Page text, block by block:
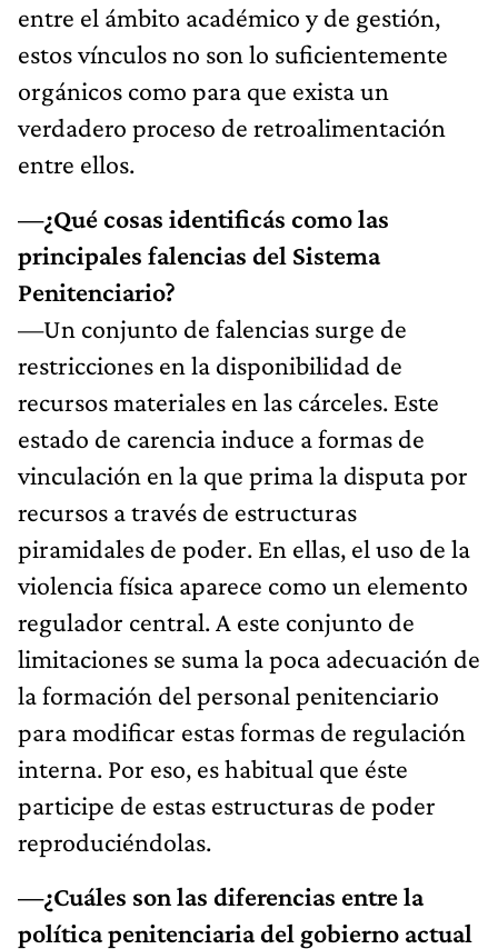
entre el ámbito académico y de gestión,
estos vínculos no son lo suficientemente
orgánicos como para que exista un
verdadero proceso de retroalimentación
entre ellos.
—¿Qué cosas identificás como las
principales falencias del Sistema
Penitenciario?
—Un conjunto de falencias surge de
restricciones en la disponibilidad de
recursos materiales en las cárceles. Este
estado de carencia induce a formas de
vinculación en la que prima la disputa por
recursos a través de estructuras
piramidales de poder. En ellas, el uso de la
violencia física aparece como un elemento
regulador central. A este conjunto de
limitaciones se suma la poca adecuación de
la formación del personal penitenciario
para modificar estas formas de regulación
interna. Por eso, es habitual que éste
participe de estas estructuras de poder
reproduciéndolas.
—¿Cuáles son las diferencias entre la
política penitenciaria del gobierno actual